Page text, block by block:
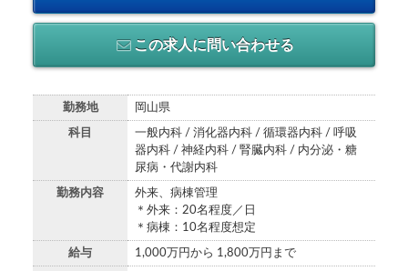
この求人に問い合わせる
勤務地 岡山県
科目
一般内科 / 消化器内科 / 循環器内科 / 呼吸
器内科 / 神経内科 / 腎臓内科 / 内分泌・糖
尿病・代謝内科
勤務内容
外来、病棟管理
＊外来：20名程度／日
＊病棟：10名程度想定
給与 1,000万円から 1,800万円まで